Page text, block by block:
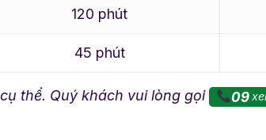
120 phút
45 phút
thể. Quý khách vui lòng gọi 09